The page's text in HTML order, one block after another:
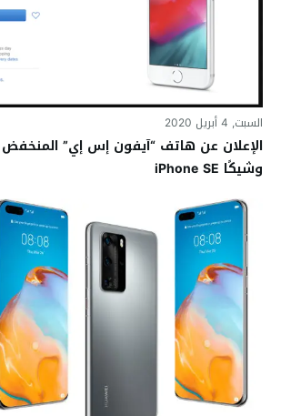
السبت, 4 أبريل 2020
الإعلان عن هاتف “آيفون إس إي” المنخفض
وشيكًا iPhone SE